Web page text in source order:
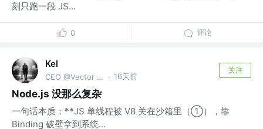
刻只跑一段 JS...
0 评论
Kel
CEO @Vector Trek · 16天前
关注
Node.js 没那么复杂
一句话本质：**JS 单线程被 V8 关在沙箱里（①），靠
Binding 破壁拿到系统...